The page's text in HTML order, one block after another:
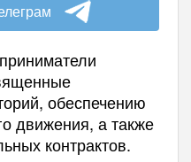
обеспечению
движения, а также
контрактов.